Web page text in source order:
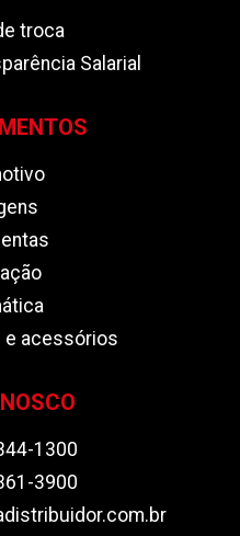
troca
Salarial
e acessórios
1300
3900